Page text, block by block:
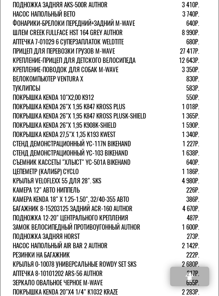
ПОДНОЖКА ЗАДНЯЯ AKS-500R AUTHOR
3 410Р.
НАСОС НАПОЛЬНЫЙ BETO
3 740Р.
ФОНАРИКИ-БРЕЛОКИ ПЕРЕДНИЙ+ЗАДНИЙ M-WAVE
640Р.
ШЛЕМ CREEK FULLFACE HST 164 GREY AUTHOR
8 990Р.
АПТЕЧКА 7-01029 6 СУПЕРЗАПЛАТОК WELDTITE
680Р.
ПРИЦЕП ДЛЯ ПЕРЕВОЗКИ ГРУЗОВ M-WAVE
27 417Р.
КРЕПЛЕНИЕ-ПРИЦЕП ДЛЯ ДЕТСКОГО ВЕЛОСИПЕДА
12 643Р.
КРЕПЛЕНИЕ-ПОВОДОК ДЛЯ СОБАК M-WAVE
3 350Р.
ВЕЛОКОМПЬЮТЕР VENTURA Х
830Р.
ТУКЛИПСЫ
583Р.
ПОКРЫШКА KENDA 10"Х2,00 K912
550Р.
ПОКРЫШКА KENDA 26"Х 1,95 K847 KROSS PLUS
1 018Р.
ПОКРЫШКА KENDA 26"Х 1,95 K847 KROSS PLUSK-SHIELD
1 365Р.
ПОКРЫШКА KENDA 26"Х 1,95 K908K-SHIELD
1 590Р.
ПОКРЫШКА KENDA 27,5"Х 1,35 K193 KWEST
1 340Р.
СТЕНД ДЕМОНСТРАЦИОННЫЙ YC-117N BIKEHAND
1 227Р.
СТЕНД ДЕМОНСТРАЦИОННЫЙ YC-103 BIKEHAND
1 638Р.
СЪЕМНИК КАССЕТЫ "ХЛЫСТ" YC-501A BIKEHAND
640Р.
ЦЕПЕМЕТР (КАЛИБР) CYCLO
1 186Р.
КРЫЛЬЯ VELOFLEXX 55 ДЛЯ 28". SKS
4 980Р.
КАМЕРА 12" АВТО НИППЕЛЬ
226Р.
КАМЕРА KENDA 18" Х 1.25-1.50", 32/40-355 АВТО
386Р.
БАГАЖНИК 8-15203125 ЗАДНИЙ ACR-160 AUTHOR
4 670Р.
ПОДНОЖКА 12-20" ЦЕНТРАЛЬНОГО КРЕПЛЕНИЯ
487Р.
ЗАМОК ВЕЛОСИПЕДНЫЙ ПРОТИВОУГОННЫЙ AUTHOR
1 600Р.
ПОДНОЖКА ЗАДНЯЯ HORST
273Р.
НАСОС НАПОЛЬНЫЙ AIR BAR 2 AUTHOR
2 142Р.
РЕЗИНКИ НА БАГАЖНИК
222Р.
КРЫЛЬЯ 0-10078 УНИВЕРСАЛЬНЫЕ ROWDY SET SKS
2 680Р.
АПТЕЧКА 8-10101202 ARS-56 AUTHOR
217Р.
ЗЕРКАЛО ОВАЛЬНОЕ ЧЕРНОЕ M-WAVE
655Р.
ПОКРЫШКА KENDA 20"Х4 1/4" K1032 KRAZE
2 283Р.